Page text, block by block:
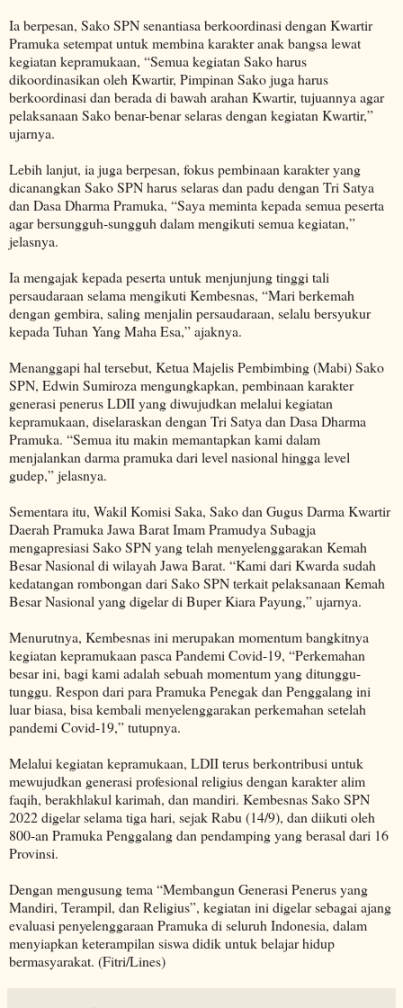
Ia berpesan, Sako SPN senantiasa berkoordinasi dengan Kwartir
Pramuka setempat untuk membina karakter anak bangsa lewat
kegiatan kepramukaan, “Semua kegiatan Sako harus
dikoordinasikan oleh Kwartir, Pimpinan Sako juga harus
berkoordinasi dan berada di bawah arahan Kwartir, tujuannya agar
pelaksanaan Sako benar-benar selaras dengan kegiatan Kwartir,”
ujarnya.
Lebih lanjut, ia juga berpesan, fokus pembinaan karakter yang
dicanangkan Sako SPN harus selaras dan padu dengan Tri Satya
dan Dasa Dharma Pramuka, “Saya meminta kepada semua peserta
agar bersungguh-sungguh dalam mengikuti semua kegiatan,”
jelasnya.
Ia mengajak kepada peserta untuk menjunjung tinggi tali
persaudaraan selama mengikuti Kembesnas, “Mari berkemah
dengan gembira, saling menjalin persaudaraan, selalu bersyukur
kepada Tuhan Yang Maha Esa,” ajaknya.
Menanggapi hal tersebut, Ketua Majelis Pembimbing (Mabi) Sako
SPN, Edwin Sumiroza mengungkapkan, pembinaan karakter
generasi penerus LDII yang diwujudkan melalui kegiatan
kepramukaan, diselaraskan dengan Tri Satya dan Dasa Dharma
Pramuka. “Semua itu makin memantapkan kami dalam
menjalankan darma pramuka dari level nasional hingga level
gudep,” jelasnya.
Sementara itu, Wakil Komisi Saka, Sako dan Gugus Darma Kwartir
Daerah Pramuka Jawa Barat Imam Pramudya Subagja
mengapresiasi Sako SPN yang telah menyelenggarakan Kemah
Besar Nasional di wilayah Jawa Barat. “Kami dari Kwarda sudah
kedatangan rombongan dari Sako SPN terkait pelaksanaan Kemah
Besar Nasional yang digelar di Buper Kiara Payung,” ujarnya.
Menurutnya, Kembesnas ini merupakan momentum bangkitnya
kegiatan kepramukaan pasca Pandemi Covid-19, “Perkemahan
besar ini, bagi kami adalah sebuah momentum yang ditunggu-
tunggu. Respon dari para Pramuka Penegak dan Penggalang ini
luar biasa, bisa kembali menyelenggarakan perkemahan setelah
pandemi Covid-19,” tutupnya.
Melalui kegiatan kepramukaan, LDII terus berkontribusi untuk
mewujudkan generasi profesional religius dengan karakter alim
faqih, berakhlakul karimah, dan mandiri. Kembesnas Sako SPN
2022 digelar selama tiga hari, sejak Rabu (14/9), dan diikuti oleh
800-an Pramuka Penggalang dan pendamping yang berasal dari 16
Provinsi.
Dengan mengusung tema “Membangun Generasi Penerus yang
Mandiri, Terampil, dan Religius”, kegiatan ini digelar sebagai ajang
evaluasi penyelenggaraan Pramuka di seluruh Indonesia, dalam
menyiapkan keterampilan siswa didik untuk belajar hidup
bermasyarakat. (Fitri/Lines)